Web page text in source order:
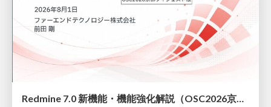
Redmine 7.0 新機能・機能強化解説（OSC2026京都ダイジェスト版）